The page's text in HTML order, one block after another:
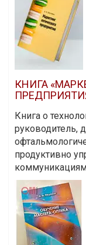
КНИГА
Книга о
руководитель,
продуктивно